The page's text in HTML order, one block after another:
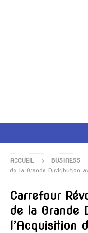
ACCUEIL BUSINESS
de la Grande Distribution
Carrefour
de la Grande
l’Acquisition